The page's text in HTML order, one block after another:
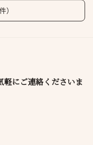
）
にご連絡くださいま